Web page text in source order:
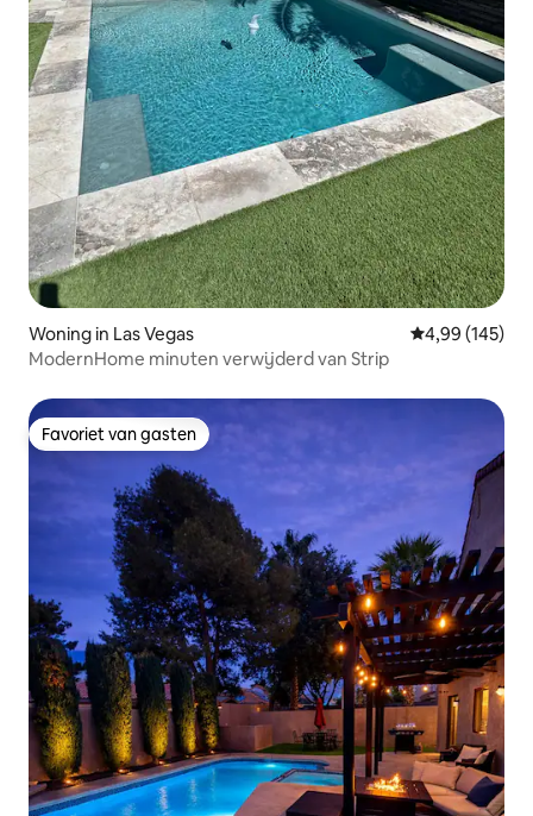
Woning in Las Vegas Gemiddelde
4,99 (145)
ModernHome minuten verwijderd van Strip
Favoriet van gasten
Favoriet van gasten